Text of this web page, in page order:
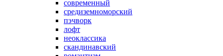
современный
средиземноморский
пэчворк
лофт
неоклассика
скандинавский